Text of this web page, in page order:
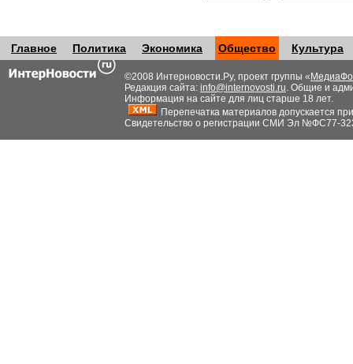
Главное Политика Экономика Общество Культура
©2008 Интерновости.Ру, проект группы «
Редакция сайта: info@internovosti.ru. Общие и
Информация на сайте для лиц старше 18 лет.
Перепечатка материалов допускается
Свидетельство о регистрации СМИ Эл №ФС77-